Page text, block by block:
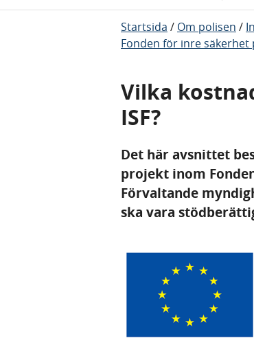
Startsida / Om polisen /
Fonden för inre
Vilka
ISF?
Det här avsnittet
projekt inom
Förvaltande
ska vara